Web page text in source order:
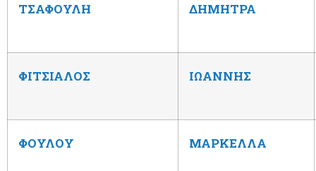
ΤΣΑΦΟΥΛΗ ΔΗΜΗΤΡΑ
ΦΙΤΣΙΑΛΟΣ ΙΩΑΝΝΗΣ
ΦΟΥΛΟΥ ΜΑΡΚΕΛΛΑ